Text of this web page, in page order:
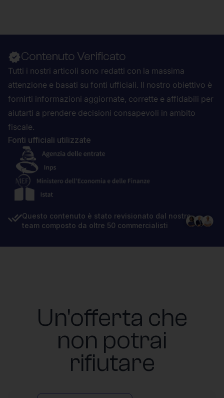
Contenuto Verificato
Tutti i nostri articoli sono redatti con la massima
attenzione e basati su fonti ufficiali. Il nostro obiettivo è
fornirti informazioni aggiornate, corrette e affidabili per
aiutarti a prendere decisioni consapevoli in ambito
fiscale.
Fonti ufficiali utilizzate
Questo contenuto è stato revisionato dal nostro
team composto da oltre 50 commercialisti
Un'offerta che
non potrai
rifiutare